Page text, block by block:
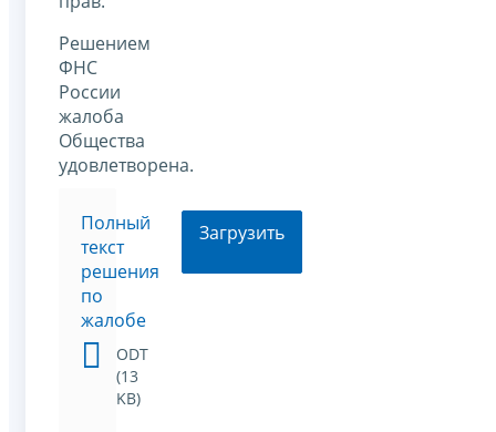
Решением
ФНС
России
жалоба
Общества
удовлетворена.
Полный
текст
решения
по
жалобе
ODT
(13
KB)
Загрузить